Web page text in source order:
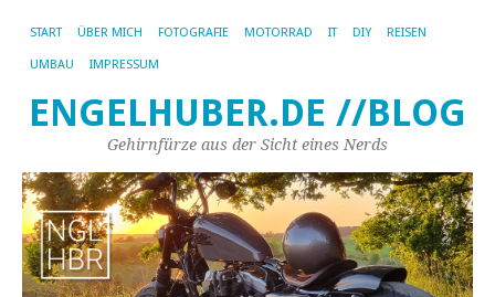
START ÜBER MICH FOTOGRAFIE MOTORRAD IT DIY REISEN
UMBAU IMPRESSUM
ENGELHUBER.DE //BLOG
Gehirnfürze aus der Sicht eines Nerds